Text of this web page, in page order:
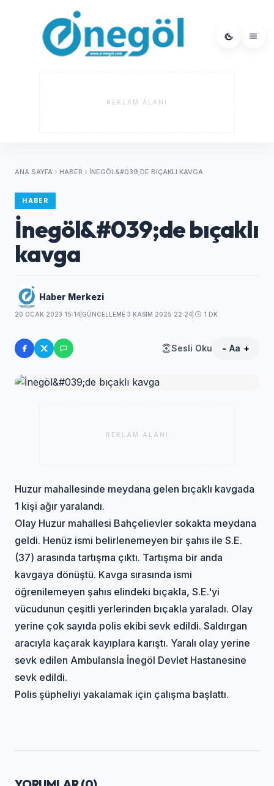
REKLAM ALANI
ANA SAYFA HABER İNEGÖL&#039;DE BIÇAKLI KAVGA
HABER
İnegöl&#039;de bıçaklı
kavga
Haber Merkezi
20 OCAK 2023 15:14 GÜNCELLEME 3 KASIM 2025 22:24 1 DK
Sesli Oku - Aa +
REKLAM ALANI
Huzur mahallesinde meydana gelen bıçaklı kavgada
1 kişi ağır yaralandı.
Olay Huzur mahallesi Bahçelievler sokakta meydana
geldi. Henüz ismi belirlenemeyen bir şahıs ile S.E.
(37) arasında tartışma çıktı. Tartışma bir anda
kavgaya dönüştü. Kavga sırasında ismi
öğrenilemeyen şahıs elindeki bıçakla, S.E.'yi
vücudunun çeşitli yerlerinden bıçakla yaraladı. Olay
yerine çok sayıda polis ekibi sevk edildi. Saldırgan
aracıyla kaçarak kayıplara karıştı. Yaralı olay yerine
sevk edilen Ambulansla İnegöl Devlet Hastanesine
sevk edildi.
Polis şüpheliyi yakalamak için çalışma başlattı.